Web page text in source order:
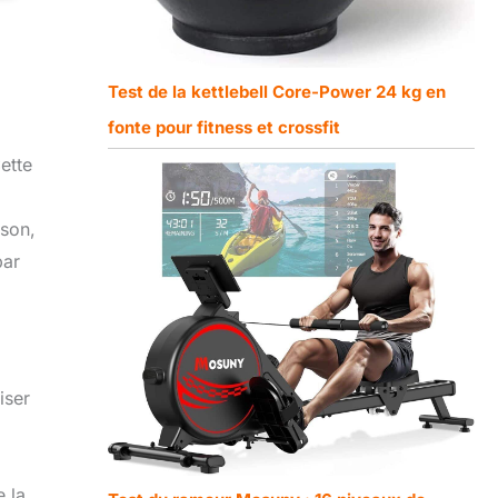
Test de la kettlebell Core-Power 24 kg en
fonte pour fitness et crossfit